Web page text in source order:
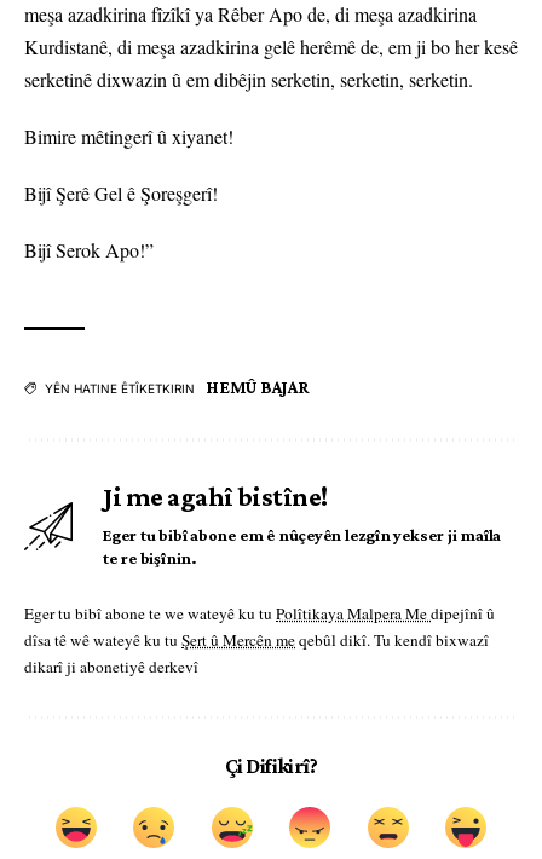
meşa azadkirina fîzîkî ya Rêber Apo de, di meşa azadkirina
Kurdistanê, di meşa azadkirina gelê herêmê de, em ji bo her kesê
serketinê dixwazin û em dibêjin serketin, serketin, serketin.
Bimire mêtingerî û xiyanet!
Bijî Şerê Gel ê Şoreşgerî!
Bijî Serok Apo!”
YÊN HATINE ÊTÎKETKIRIN HEMÛ BAJAR
Ji me agahî bistîne!
Eger tu bibî abone em ê nûçeyên lezgîn yekser ji maîla
te re bişînin.
Eger tu bibî abone te we wateyê ku tu Polîtikaya Malpera Medipejînî û
dîsa tê wê wateyê ku tu Şert û Mercên meqebûl dikî. Tu kendî bixwazî
dikarî ji abonetiyê derkevî
Çi Difikirî?